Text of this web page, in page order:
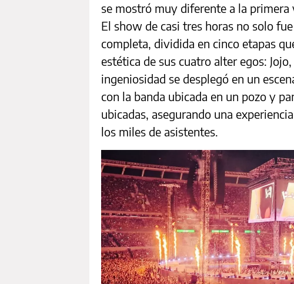
se mostró muy diferente a la primera
El show de casi tres horas no solo
completa, dividida en cinco etapas
estética de sus cuatro alter egos:
ingeniosidad se desplegó en un
con la banda ubicada en un pozo y
ubicadas, asegurando una
los miles de asistentes.